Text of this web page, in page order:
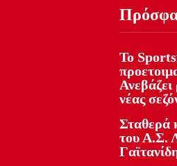
Το
νέας
Σταθερά
του Α.Σ.